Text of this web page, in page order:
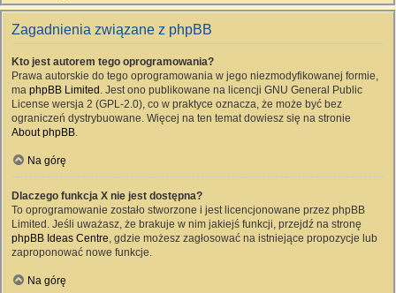
Zagadnienia związane z phpBB
Kto jest autorem tego oprogramowania?
Prawa autorskie do tego oprogramowania w jego niezmodyfikowanej formie,
ma phpBB Limited . Jest ono publikowane na licencji GNU General Public
License wersja 2 (GPL-2.0), co w praktyce oznacza, że może być bez
ograniczeń dystrybuowane. Więcej na ten temat dowiesz się na stronie
About phpBB.
Na górę
Dlaczego funkcja X nie jest dostępna?
To oprogramowanie zostało stworzone i jest licencjonowane przez phpBB
Limited. Jeśli uważasz, że brakuje w nim jakiejś funkcji, przejdź na stronę
phpBB Ideas Centre, gdzie możesz zagłosować na istniejące propozycje lub
zaproponować nowe funkcje.
Na górę